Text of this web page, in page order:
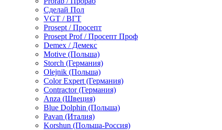
Герметик
акриловые
силиконовые универсальные, нейтральные
силиконовые санитарные (антигрибковые)
шовные для срубов
для кровли
для каминов
полиуретановые
Декоративные штукатурки и краски
краски для декора, патина
мокрый шелк
венецианские (эффект мрамора)
песок (эффект песчаных вихрей)
декоративная шпаклевка
Сделай Пол
VGT / ВГТ
Prosept / Просепт
Prosept Prof / Просепт Проф
Demex / Демекс
Motive (Польша)
Storch (Германия)
Olejnik (Польша)
Color Expert (Германия)
Contractor (Германия)
Anza (Швеция)
Blue Dolphin (Польша)
Pavan (Италия)
Korshun (Польша-Россия)